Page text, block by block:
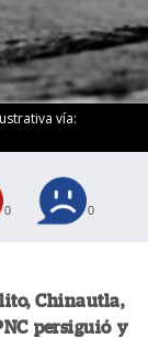
vía:
0 0
Chinautla,
persiguió y